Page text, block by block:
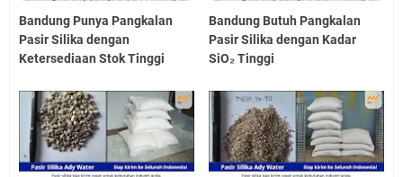
Bandung Punya Pangkalan
Pasir Silika dengan
Ketersediaan Stok Tinggi
Bandung Butuh Pangkalan
Pasir Silika dengan Kadar
SiO₂ Tinggi